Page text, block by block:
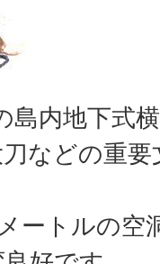
島内地下式
などの重
ートルの空